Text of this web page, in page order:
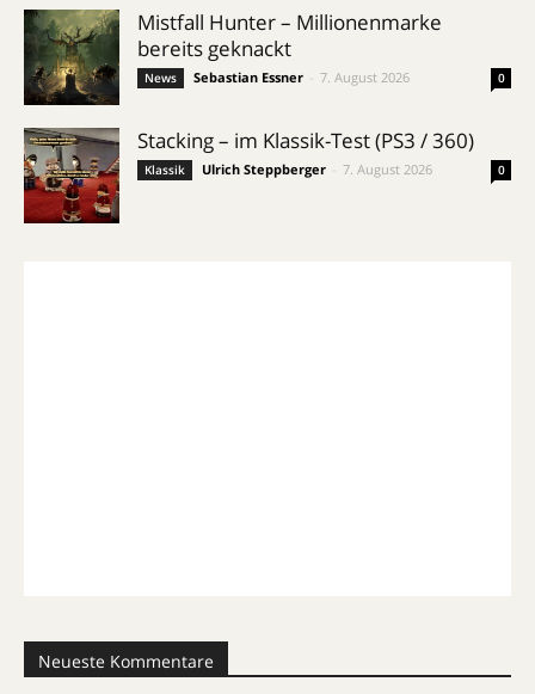
Mistfall Hunter – Millionenmarke
bereits geknackt
News Sebastian Essner 7. August 2026 0
Stacking – im Klassik-Test (PS3 / 360)
Klassik Ulrich Steppberger 7. August 2026 0
Neueste Kommentare